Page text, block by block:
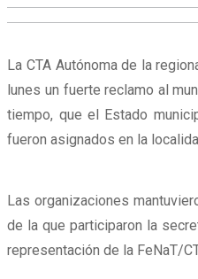
La CTA Autónoma de la
lunes un fuerte reclamo al
tiempo, que el Estado
fueron asignados en la
Las organizaciones
de la que participaron la
representación de la FeNaT/